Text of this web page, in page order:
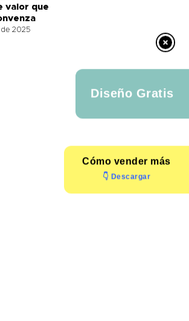
Diseño Gratis
Cómo vender más
👇 Descargar
valor que
2025